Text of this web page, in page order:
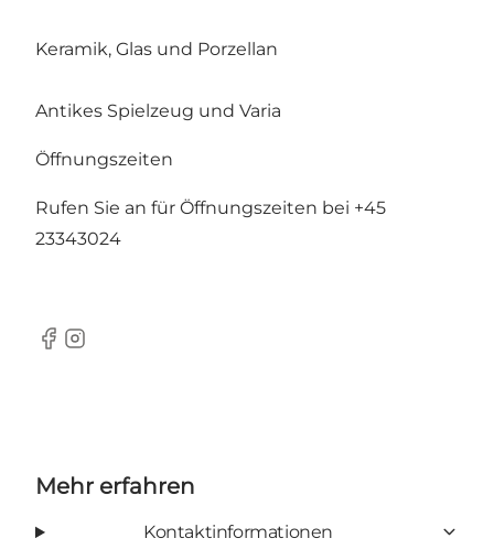
Keramik, Glas und Porzellan
Antikes Spielzeug und Varia
Öffnungszeiten
Rufen Sie an für Öffnungszeiten bei +45
23343024
Facebook
Instagram
Mehr erfahren
Kontaktinformationen